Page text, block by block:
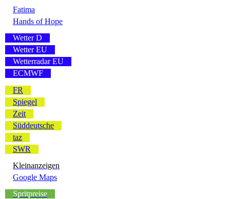
Fatima
Hands of Hope
Wetter D
Wetter EU
Wetterradar EU
ECMWF
FR
Spiegel
Zeit
Süddeutsche
taz
SWR
Kleinanzeigen
Google Maps
Spritpreise